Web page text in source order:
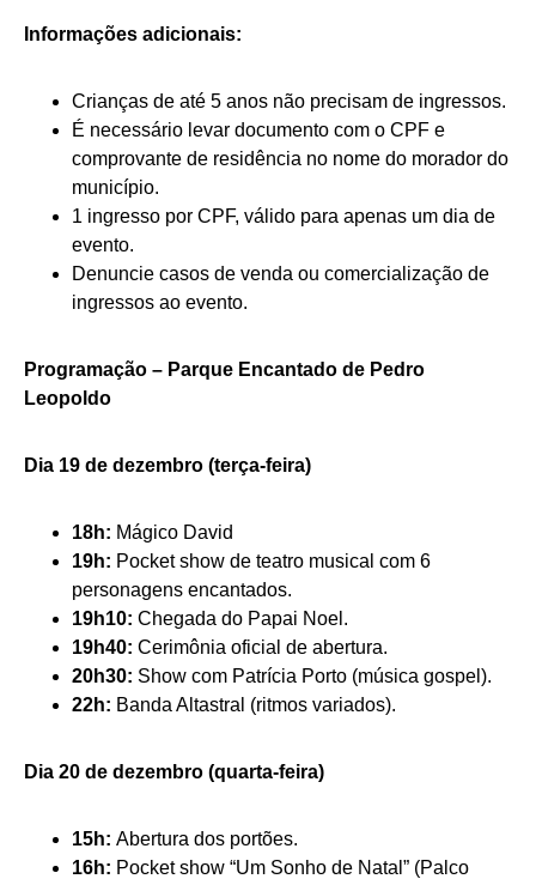
Informações adicionais:
Crianças de até 5 anos não precisam de ingressos.
É necessário levar documento com o CPF e
comprovante de residência no nome do morador do
município.
1 ingresso por CPF, válido para apenas um dia de
evento.
Denuncie casos de venda ou comercialização de
ingressos ao evento.
Programação – Parque Encantado de Pedro
Leopoldo
Dia 19 de dezembro (terça-feira)
18h: Mágico David
19h: Pocket show de teatro musical com 6
personagens encantados.
19h10: Chegada do Papai Noel.
19h40: Cerimônia oficial de abertura.
20h30: Show com Patrícia Porto (música gospel).
22h: Banda Altastral (ritmos variados).
Dia 20 de dezembro (quarta-feira)
15h: Abertura dos portões.
16h: Pocket show “Um Sonho de Natal” (Palco